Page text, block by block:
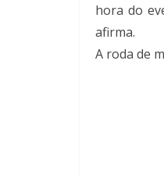
hora do
afirma.
A roda de